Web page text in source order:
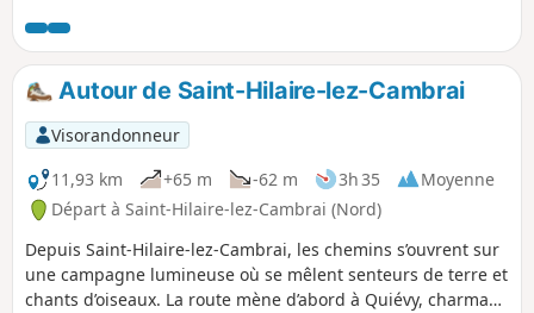
vous sont proposés, devant chaque
monument remarquable, afin de vous en
apprendre davantage sur l'histoire du
village.Autour de Saint-Hilaire-lez-Cambrai
Visorandonneur
11,93 km
+65 m -62 m 3h 35
Moyenne
Départ à Saint-Hilaire-lez-Cambrai (Nord)
Depuis Saint-Hilaire-lez-Cambrai, les chemins s’ouvrent sur
une campagne lumineuse où se mêlent senteurs de terre et
chants d’oiseaux. La route mène d’abord à Quiévy, charmant